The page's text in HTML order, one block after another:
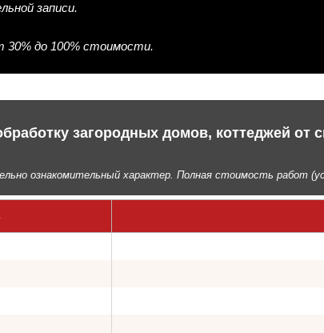
записи.
30% до 100% стоимости.
загородных домов, коттеджей от
ознакомительный характер. Полная стоимость работ